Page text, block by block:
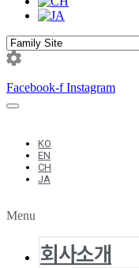
Facebook-f Instagram
KO
EN
CH
JA
Menu
회사소개